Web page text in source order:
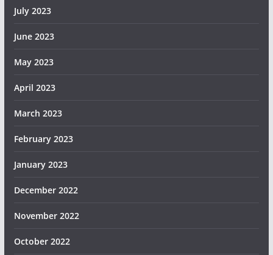
July 2023
June 2023
May 2023
April 2023
March 2023
February 2023
January 2023
December 2022
November 2022
October 2022